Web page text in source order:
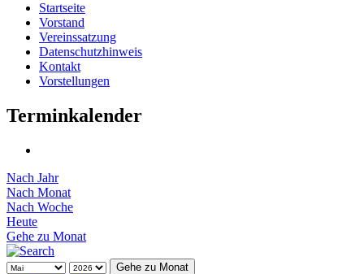
Startseite
Vorstand
Vereinssatzung
Datenschutzhinweis
Kontakt
Vorstellungen
Terminkalender
Nach Jahr
Nach Monat
Nach Woche
Heute
Gehe zu Monat
Gehe zu Monat